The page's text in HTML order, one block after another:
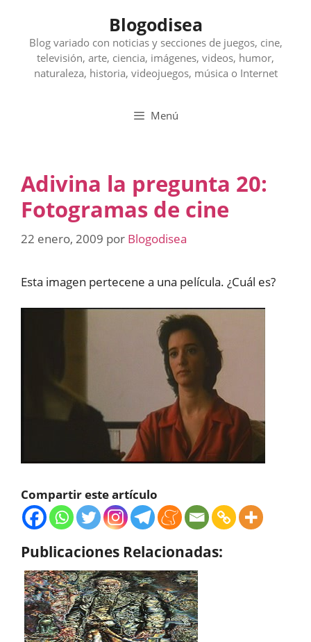
contenido
Blogodisea
Blog variado con noticias y secciones de juegos, cine,
televisión, arte, ciencia, imágenes, videos, humor,
naturaleza, historia, videojuegos, música o Internet
Menú
Adivina la pregunta 20:
Fotogramas de cine
22 enero, 2009 por Blogodisea
Esta imagen pertecene a una película. ¿Cuál es?
Compartir este artículo
Publicaciones Relacionadas: